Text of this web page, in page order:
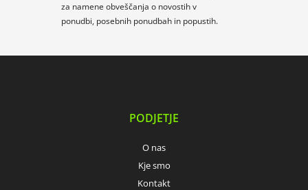
za namene obveščanja o novostih v
ponudbi, posebnih ponudbah in popustih.
PODJETJE
O nas
Kje smo
Kontakt